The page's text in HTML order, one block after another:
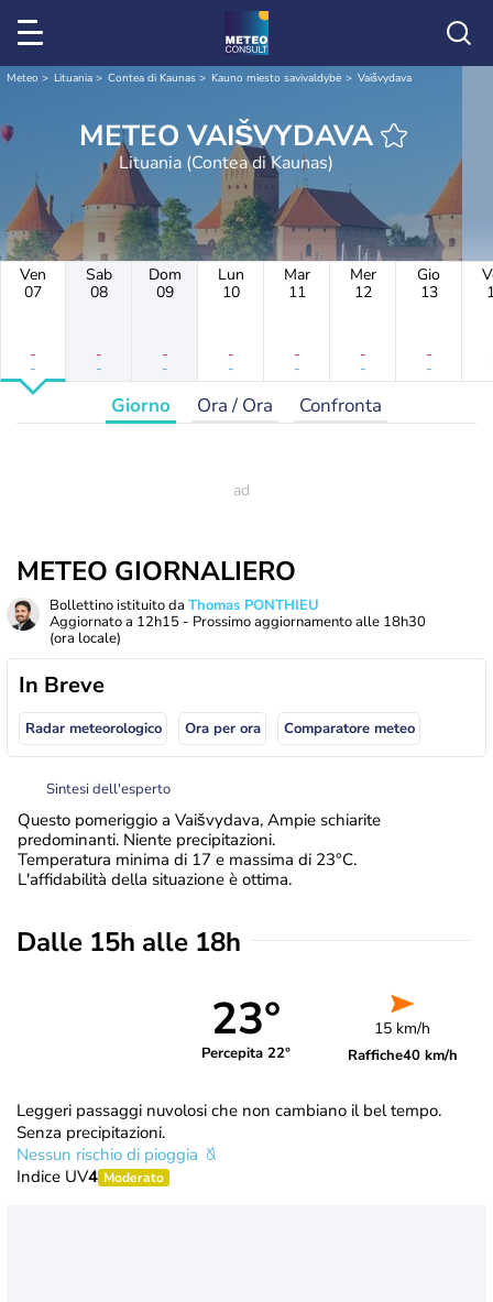
Meteo Lituania Contea di Kaunas Kauno miesto savivaldybė Vaišvydava
METEO VAIŠVYDAVA
Lituania (Contea di Kaunas)
Ven
07
-
-
Sab
08
-
-
Dom
09
-
-
Lun
10
-
-
Mar
11
-
-
Mer
12
-
-
Gio
13
-
-
Giorno Ora / Ora Confronta
METEO GIORNALIERO
Bollettino istituito da Thomas PONTHIEU
Aggiornato a 12h15 - Prossimo aggiornamento alle 18h30
(ora locale)
In Breve
Radar meteorologico Ora per ora Comparatore meteo
Sintesi dell'esperto
Questo pomeriggio a Vaišvydava, Ampie schiarite
predominanti. Niente precipitazioni.
Temperatura minima di 17 e massima di 23°C.
L'affidabilità della situazione è ottima.
Dalle 15h alle 18h
23°
Percepita 22°
15 km/h
Raffiche40 km/h
Leggeri passaggi nuvolosi che non cambiano il bel tempo.
Senza precipitazioni.
Nessun rischio di pioggia
Indice UV4 Moderato